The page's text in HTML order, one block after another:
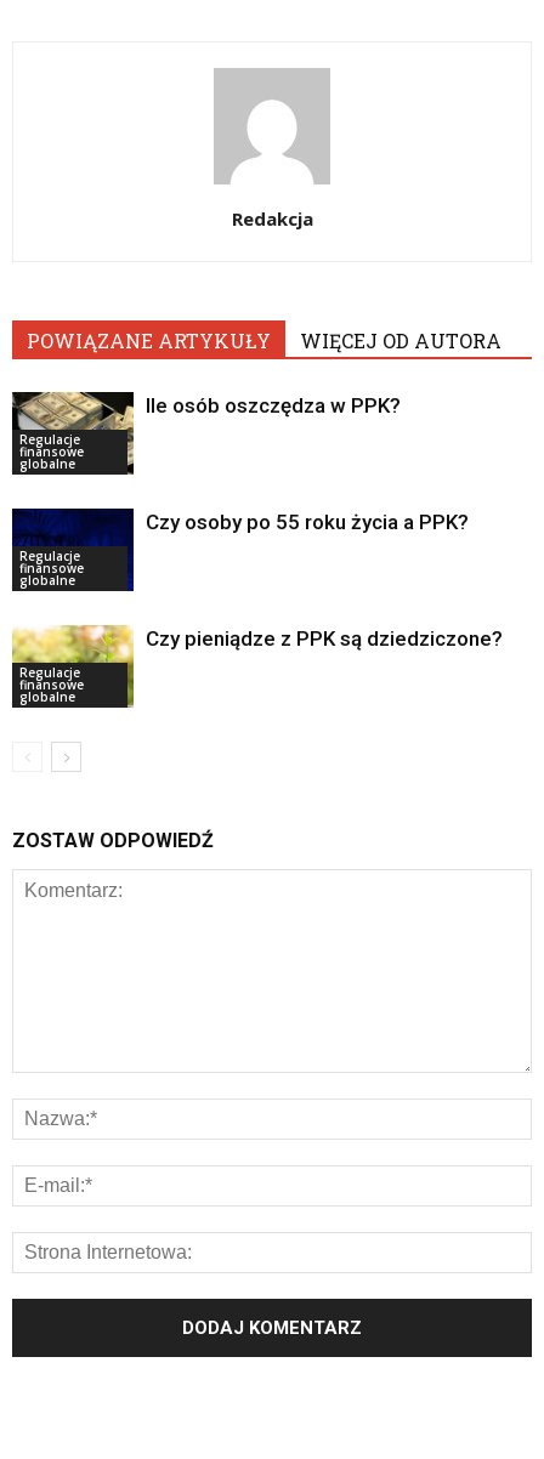
Redakcja
POWIĄZANE ARTYKUŁY WIĘCEJ OD AUTORA
Regulacje
finansowe
globalne
Ile osób oszczędza w PPK?
Regulacje
finansowe
globalne
Czy osoby po 55 roku życia a PPK?
Regulacje
finansowe
globalne
Czy pieniądze z PPK są dziedziczone?
ZOSTAW ODPOWIEDŹ